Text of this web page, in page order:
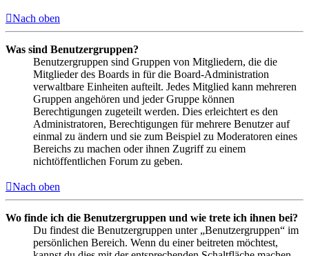
Nach oben
Was sind Benutzergruppen?
Benutzergruppen sind Gruppen von Mitgliedern, die die
Mitglieder des Boards in für die Board-Administration
verwaltbare Einheiten aufteilt. Jedes Mitglied kann mehreren
Gruppen angehören und jeder Gruppe können
Berechtigungen zugeteilt werden. Dies erleichtert es den
Administratoren, Berechtigungen für mehrere Benutzer auf
einmal zu ändern und sie zum Beispiel zu Moderatoren eines
Bereichs zu machen oder ihnen Zugriff zu einem
nichtöffentlichen Forum zu geben.
Nach oben
Wo finde ich die Benutzergruppen und wie trete ich ihnen bei?
Du findest die Benutzergruppen unter „Benutzergruppen“ im
persönlichen Bereich. Wenn du einer beitreten möchtest,